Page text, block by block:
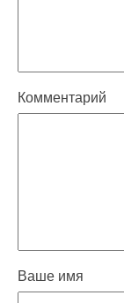
Комментарий
Ваше имя